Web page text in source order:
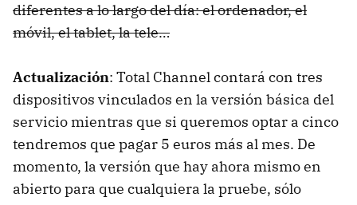
diferentes a lo largo del día: el ordenador, el
móvil, el tablet, la tele…
Actualización: Total Channel contará con tres
dispositivos vinculados en la versión básica del
servicio mientras que si queremos optar a cinco
tendremos que pagar 5 euros más al mes. De
momento, la versión que hay ahora mismo en
abierto para que cualquiera la pruebe, sólo